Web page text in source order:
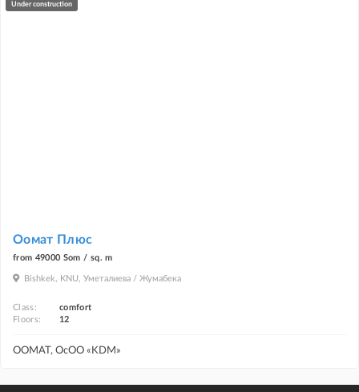
under construction
Оомат Плюс
from 49000 Som / sq. m
Bishkek, KNU, Уметалиева / Жумабека
Class:
comfort
Floors:
12
ООМАТ, ОсОО «KDM»